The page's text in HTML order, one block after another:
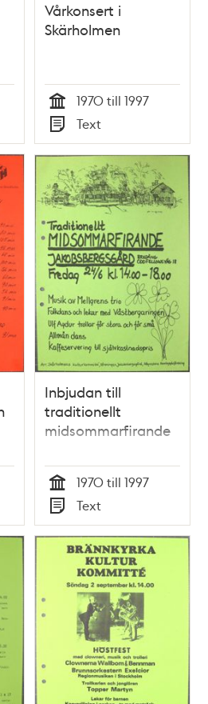
Vårkonsert i
Skärholmen
Tid
1970 till 1997
Typ
Text
Inbjudan till
traditionellt
midsommarfirande
Tid
1970 till 1997
Typ
Text